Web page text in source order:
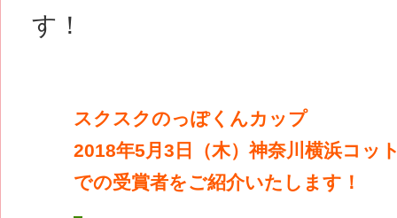
す！
スクスクのっぽくんカップ
2018年5月3日（木）神奈川横浜コッ
での受賞者をご紹介いたします！